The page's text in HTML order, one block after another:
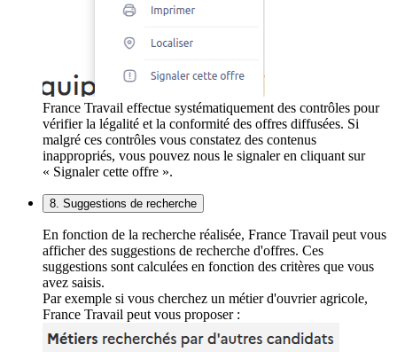
France Travail effectue systématiquement des contrôles pour
vérifier la légalité et la conformité des offres diffusées. Si
malgré ces contrôles vous constatez des contenus
inappropriés, vous pouvez nous le signaler en cliquant sur
« Signaler cette offre ».
8. Suggestions de recherche
En fonction de la recherche réalisée, France Travail peut vous
afficher des suggestions de recherche d'offres. Ces
suggestions sont calculées en fonction des critères que vous
avez saisis.
Par exemple si vous cherchez un métier d'ouvrier agricole,
France Travail peut vous proposer :